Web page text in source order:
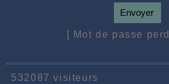
Envoyer
[ Mot de passe
532087 visiteurs